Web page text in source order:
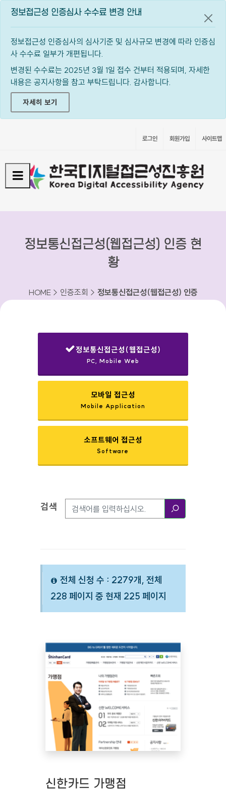
정보접근성 인증심사 수수료 변경 안내
정보접근성 인증심사의 심사기준 및 심사규모 변경에 따라 인증심
사 수수료 일부가 개편됩니다.
변경된 수수료는 2025년 3월 1일 접수 건부터 적용되며, 자세한
내용은 공지사항을 참고 부탁드립니다. 감사합니다.
자세히 보기
공지
로그인 회원가입 사이트맵
정보통신접근성(웹접근성) 인증 현
황
HOME > 인증조회 > 정보통신접근성(웹접근성) 인증
정보통신접근성(웹접근성)
PC, Mobile Web
모바일 접근성
Mobile Application
소프트웨어 접근성
Software
검색옵션
검색
전체 신청 수 : 2279개, 전체
228 페이지 중 현재 225 페이지
신한카드 가맹점